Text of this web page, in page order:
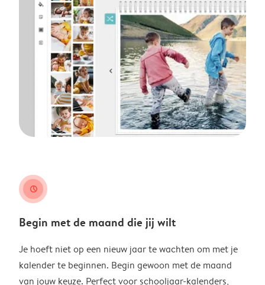
clock
Begin met de maand die jij wilt
Je hoeft niet op een nieuw jaar te wachten om met je
kalender te beginnen. Begin gewoon met de maand
van jouw keuze. Perfect voor schooljaar-kalenders,